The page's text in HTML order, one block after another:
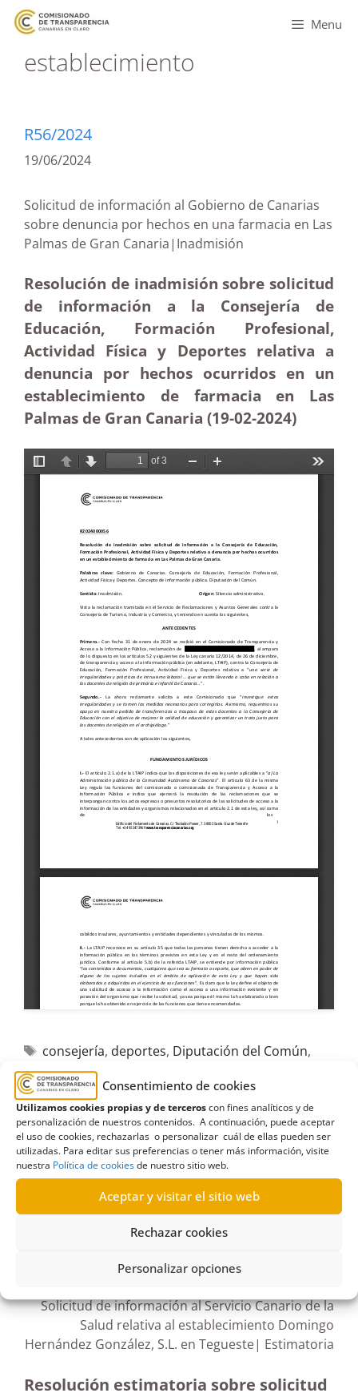
Consentimiento de cookies
Utilizamos cookies propias y de terceroscon fines analíticos y de
personalización de nuestros contenidos. A continuación, puede aceptar
el uso de cookies, rechazarlas o personalizar cuál de ellas pueden ser
utilizadas. Para editar sus preferencias o tener más información, visite
nuestra Política de cookiesde nuestro sitio web.
Aceptar y visitar el sitio web
Rechazar cookies
Personalizar opciones
Menu
establecimiento
R56/2024
19/06/2024
Solicitud de información al Gobierno de Canarias
sobre denuncia por hechos en una farmacia en Las
Palmas de Gran Canaria|Inadmisión
Resolución de inadmisión sobre solicitud
de información a la Consejería de
Educación, Formación Profesional,
Actividad Física y Deportes relativa a
denuncia por hechos ocurridos en un
establecimiento de farmacia en Las
Palmas de Gran Canaria (19-02-2024)
consejería, deportes, Diputación del Común,
Educación,establecimiento
profesional, Gobierno de Canarias,Inadmisión
intrusismo,irregularidades, Las Palmas de Gran
Canaria,religión
Solicitud de información al Servicio Canario de la
Salud relativa al establecimiento Domingo
Hernández González, S.L. en Tegueste| Estimatoria
Resolución estimatoria sobre solicitud